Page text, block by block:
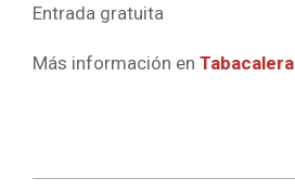
Entrada gratuita
Más información en Tabacalera